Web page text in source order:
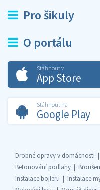
Pro šikuly
O portálu
Stáhnout v
App Store
Stáhnout na
Google Play
Drobné opravy v domácnosti
Betonování podlahy
Instalace bojleru
Instalace